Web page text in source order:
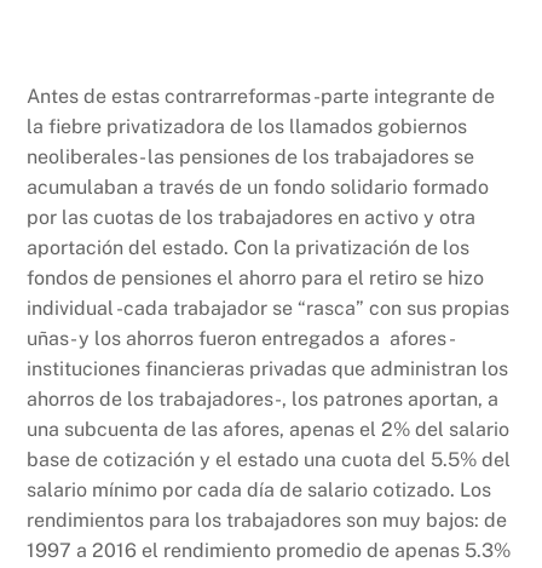
Antes de estas contrarreformas -parte integrante de
la fiebre privatizadora de los llamados gobiernos
neoliberales- las pensiones de los trabajadores se
acumulaban a través de un fondo solidario formado
por las cuotas de los trabajadores en activo y otra
aportación del estado. Con la privatización de los
fondos de pensiones el ahorro para el retiro se hizo
individual -cada trabajador se “rasca” con sus propias
uñas- y los ahorros fueron entregados a afores -
instituciones financieras privadas que administran los
ahorros de los trabajadores-, los patrones aportan, a
una subcuenta de las afores, apenas el 2% del salario
base de cotización y el estado una cuota del 5.5% del
salario mínimo por cada día de salario cotizado. Los
rendimientos para los trabajadores son muy bajos: de
1997 a 2016 el rendimiento promedio de apenas 5.3%